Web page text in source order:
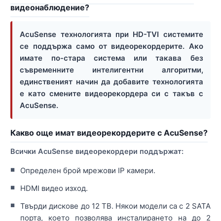
видеонаблюдение?
AcuSense технологията при HD-TVI системите
се поддържа само от видеорекордерите. Ако
имате по-стара система или такава без
съвременните интелигентни алгоритми,
единственият начин да добавите технологията
е като смените видеорекордера си с такъв с
AcuSense.
Какво още имат видеорекордерите с AcuSense?
Всички AcuSense видеорекордери поддържат:
Определен брой мрежови IP камери.
HDMI видео изход.
Твърди дискове до 12 TB. Някои модели са с 2 SATA
порта, което позволява инсталирането на до 2